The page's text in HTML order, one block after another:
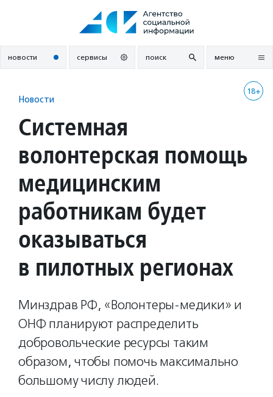
новости сервисы поиск меню
18+
Новости
Системная
волонтерская помощь
медицинским
работникам будет
оказываться
в пилотных регионах
Минздрав РФ, «Волонтеры-медики» и
ОНФ планируют распределить
добровольческие ресурсы таким
образом, чтобы помочь максимально
большому числу людей.